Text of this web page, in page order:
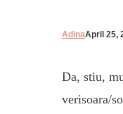
AdinaApril 25,
Da, stiu,
verisoara/